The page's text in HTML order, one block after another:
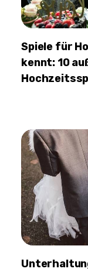
Spiele für
kennt: 10